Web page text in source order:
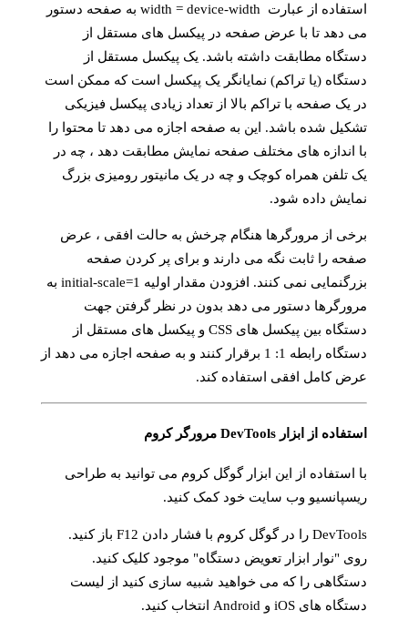
استفاده از عبارت width = device-width به صفحه دستور
می دهد تا با عرض صفحه در پیکسل های مستقل از
دستگاه مطابقت داشته باشد. یک پیکسل مستقل از
دستگاه (یا تراکم) نمایانگر یک پیکسل است که ممکن است
در یک صفحه با تراکم بالا از تعداد زیادی پیکسل فیزیکی
تشکیل شده باشد. این به صفحه اجازه می دهد تا محتوا را
با اندازه های مختلف صفحه نمایش مطابقت دهد ، چه در
یک تلفن همراه کوچک و چه در یک مانیتور رومیزی بزرگ
نمایش داده شود.
برخی از مرورگرها هنگام چرخش به حالت افقی ، عرض
صفحه را ثابت نگه می دارند و برای پر کردن صفحه
بزرگنمایی نمی کنند. افزودن مقدار اولیه initial-scale=1 به
مرورگرها دستور می دهد بدون در نظر گرفتن جهت
دستگاه بین پیکسل های CSS و پیکسل های مستقل از
دستگاه رابطه 1: 1 برقرار کنند و به صفحه اجازه می دهد از
عرض کامل افقی استفاده کند.
استفاده از ابزار DevTools مرورگر کروم
با استفاده از این ابزار گوگل کروم می توانید به طراحی
ریسپانسیو وب سایت خود کمک کنید.
DevTools را در گوگل کروم با فشار دادن F12 باز کنید.
روی "نوار ابزار تعویض دستگاه" موجود کلیک کنید.
دستگاهی را که می خواهید شبیه سازی کنید از لیست
دستگاه های iOS و Android انتخاب کنید.